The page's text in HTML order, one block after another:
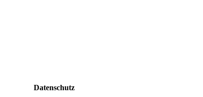
Datenschutz